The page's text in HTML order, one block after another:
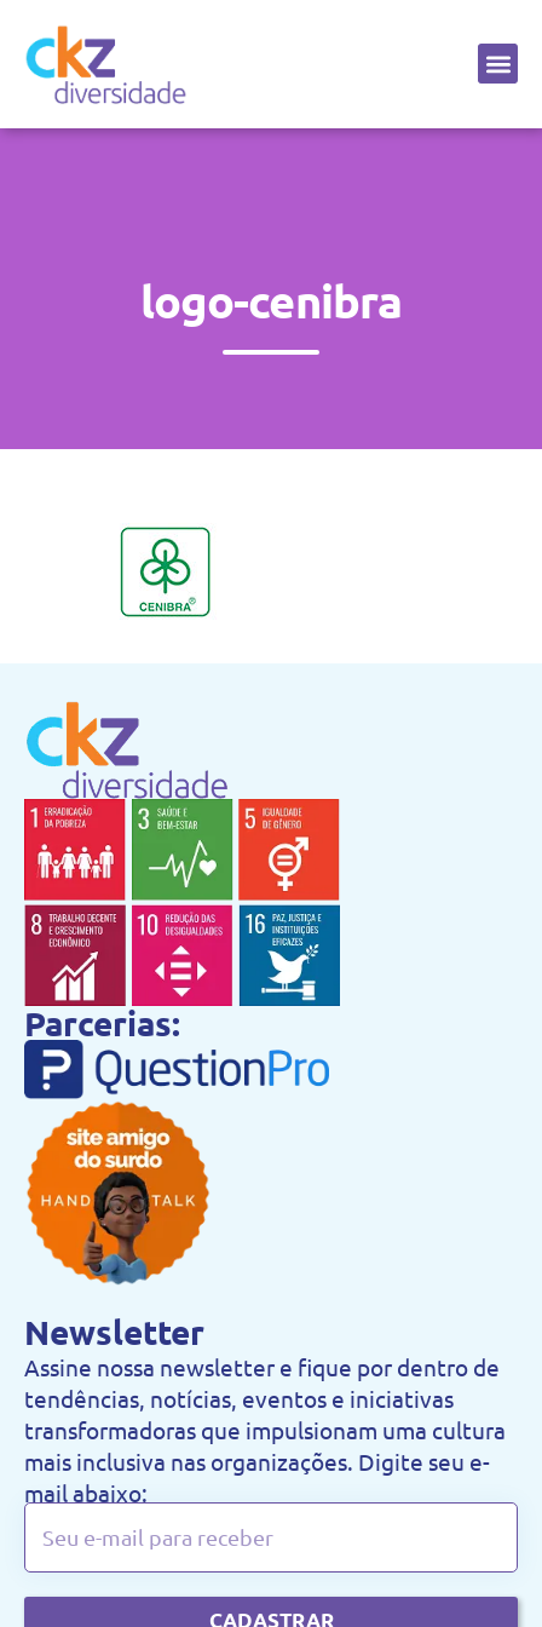
logo-cenibra
Parcerias:
Newsletter
Assine nossa newsletter e fique por dentro de
tendências, notícias, eventos e iniciativas
transformadoras que impulsionam uma cultura
mais inclusiva nas organizações. Digite seu e-
mail abaixo:
CADASTRAR